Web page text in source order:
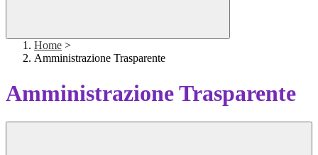
Home >
Amministrazione Trasparente
Amministrazione Trasparente